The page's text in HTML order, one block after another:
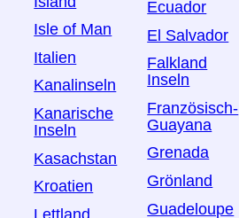
Isle of Man
Italien
Kanalinseln
Kanarische
Inseln
Kasachstan
Kroatien
Lettland
Ecuador
El Salvador
Falkland
Inseln
Französisch-
Guayana
Grenada
Grönland
Guadeloupe